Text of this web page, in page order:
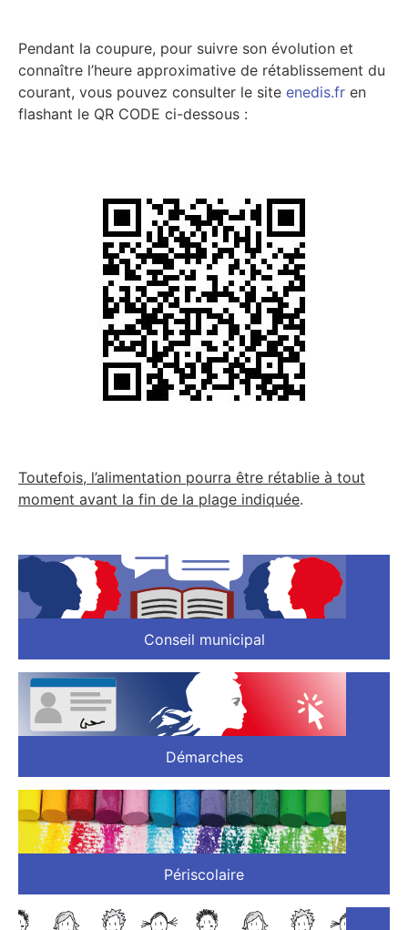
Pendant la coupure, pour suivre son évolution et
connaître l’heure approximative de rétablissement du
courant, vous pouvez consulter le site enedis.fr en
flashant le QR CODE ci-dessous :
Toutefois, l’alimentation pourra être rétablie à tout
moment avant la fin de la plage indiquée.
Conseil municipal
Démarches
Périscolaire